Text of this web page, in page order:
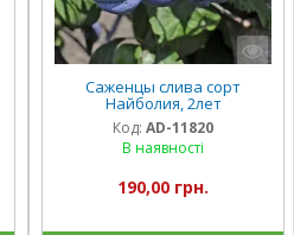
Саженцы слива сорт
Найболия, 2лет
Код: AD-11820
В наявності
190,00 грн.